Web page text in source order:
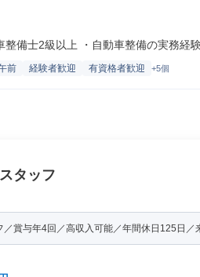
整備士2級以上 ・自動車整備の実務経
前 経験者歓迎 有資格者歓迎 +5個
タッフ
賞与年4回／高収入可能／年間休日125日／